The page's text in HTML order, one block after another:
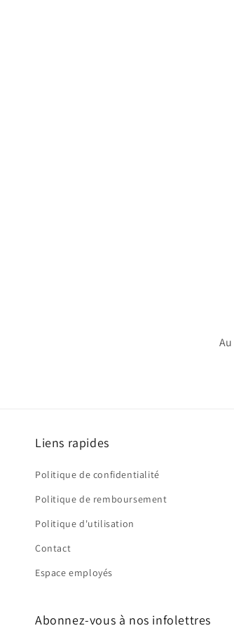
Liens rapides
Politique de confidentialité
Politique de remboursement
Politique d'utilisation
Contact
Espace employés
Abonnez-vous à nos infolettres